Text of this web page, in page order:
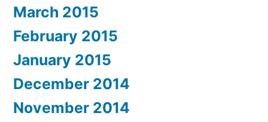
March 2015
February 2015
January 2015
December 2014
November 2014